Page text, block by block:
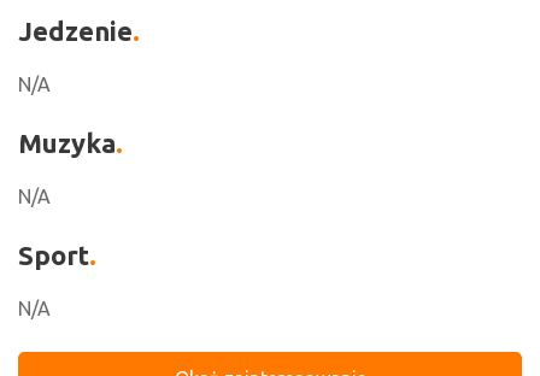
Jedzenie
N/A
Muzyka
N/A
Sport
N/A